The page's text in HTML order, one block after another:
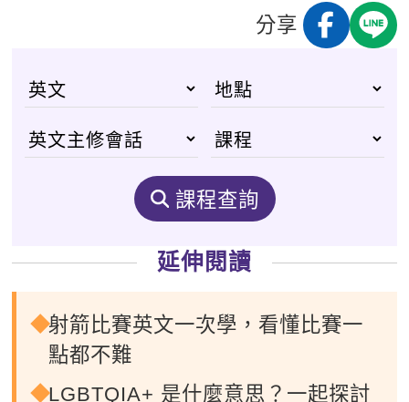
分享
課程查詢
延伸閱讀
射箭比賽英文一次學，看懂比賽一
點都不難
LGBTQIA+ 是什麼意思？一起探討